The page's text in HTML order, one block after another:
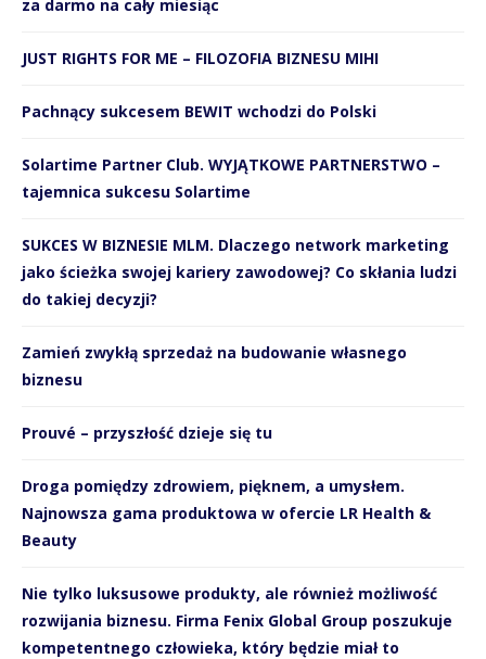
za darmo na cały miesiąc
JUST RIGHTS FOR ME – FILOZOFIA BIZNESU MIHI
Pachnący sukcesem BEWIT wchodzi do Polski
Solartime Partner Club. WYJĄTKOWE PARTNERSTWO –
tajemnica sukcesu Solartime
SUKCES W BIZNESIE MLM. Dlaczego network marketing
jako ścieżka swojej kariery zawodowej? Co skłania ludzi
do takiej decyzji?
Zamień zwykłą sprzedaż na budowanie własnego
biznesu
Prouvé – przyszłość dzieje się tu
Droga pomiędzy zdrowiem, pięknem, a umysłem.
Najnowsza gama produktowa w ofercie LR Health &
Beauty
Nie tylko luksusowe produkty, ale również możliwość
rozwijania biznesu. Firma Fenix Global Group poszukuje
kompetentnego człowieka, który będzie miał to